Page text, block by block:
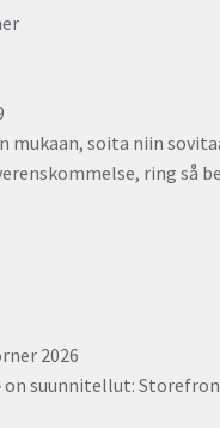
mukaan, soita niin
ring så
2026
on suunnitellut: